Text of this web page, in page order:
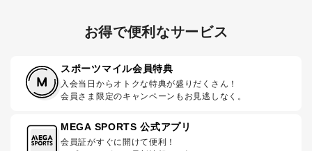
お得で便利なサービス
スポーツマイル会員特典
入会当日からオトクな特典が盛りだくさん！
会員さま限定のキャンペーンもお見逃しなく。
MEGA SPORTS 公式アプリ
会員証がすぐに開けて便利！